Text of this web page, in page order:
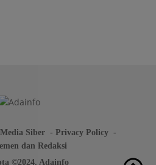
Siber
Privacy Policy
dan Redaksi
©2024. Adainfo